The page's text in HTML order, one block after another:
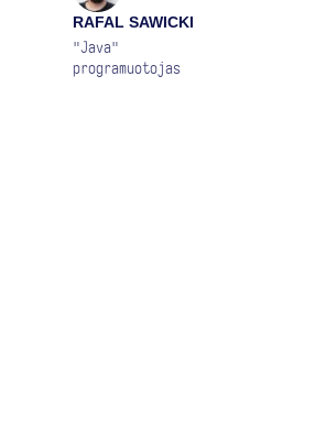
RAFAL SAWICKI
"Java"
programuotojas